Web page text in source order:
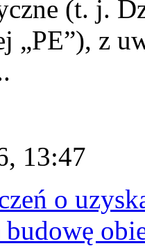
(t. j.
„PE”), z
13:47
o